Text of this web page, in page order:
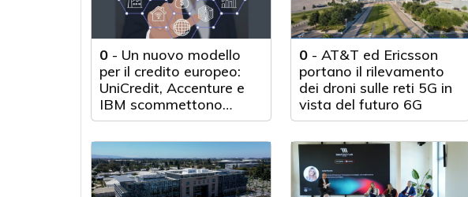
0 - Un nuovo modello
per il credito europeo:
UniCredit, Accenture e
IBM scommettono
sull'innovazione
tecnologica
0- AT&T ed Ericsson
portano il rilevamento
dei droni sulle reti 5G in
vista del futuro 6G